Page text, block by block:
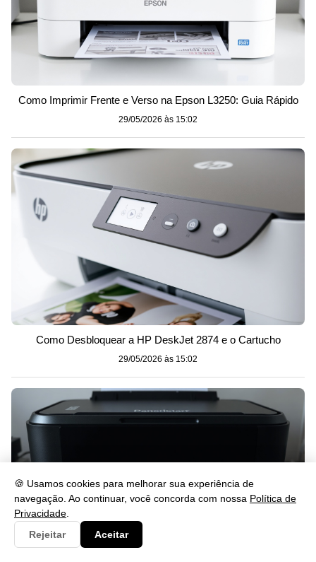
🍪 Usamos cookies para melhorar sua experiência de
navegação. Ao continuar, você concorda com nossa Política de
Privacidade
Rejeitar
Aceitar
Como Imprimir Frente e Verso na Epson L3250: Guia Rápido
29/05/2026 às 15:02
Como Desbloquear a HP DeskJet 2874 e o Cartucho
29/05/2026 às 15:02